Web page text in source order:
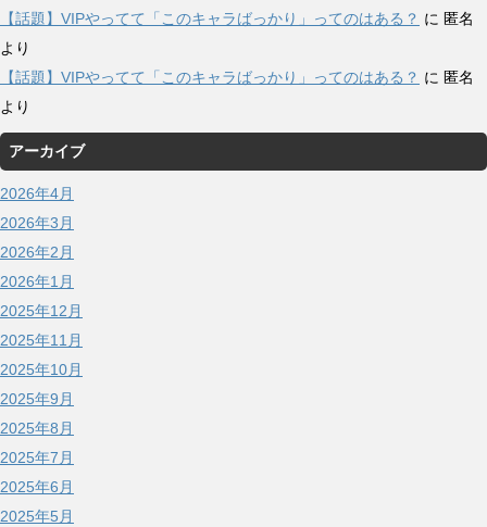
【話題】VIPやってて「このキャラばっかり」ってのはある？ に 匿名
より
【話題】VIPやってて「このキャラばっかり」ってのはある？ に 匿名
より
アーカイブ
2026年4月
2026年3月
2026年2月
2026年1月
2025年12月
2025年11月
2025年10月
2025年9月
2025年8月
2025年7月
2025年6月
2025年5月